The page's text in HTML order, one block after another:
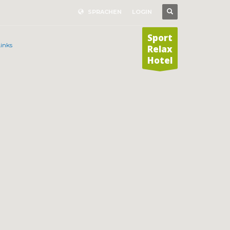
SPRACHEN LOGIN
Sport
Relax
Hotel